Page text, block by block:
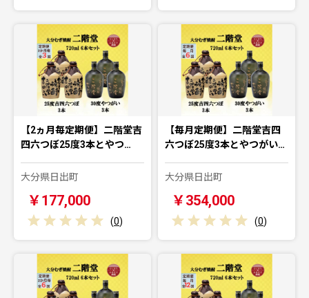
【2ヵ月毎定期便】二階堂吉
四六つぼ25度3本とやつ…
大分県日出町
￥177,000
(0)
【毎月定期便】二階堂吉四
六つぼ25度3本とやつがい…
大分県日出町
￥354,000
(0)